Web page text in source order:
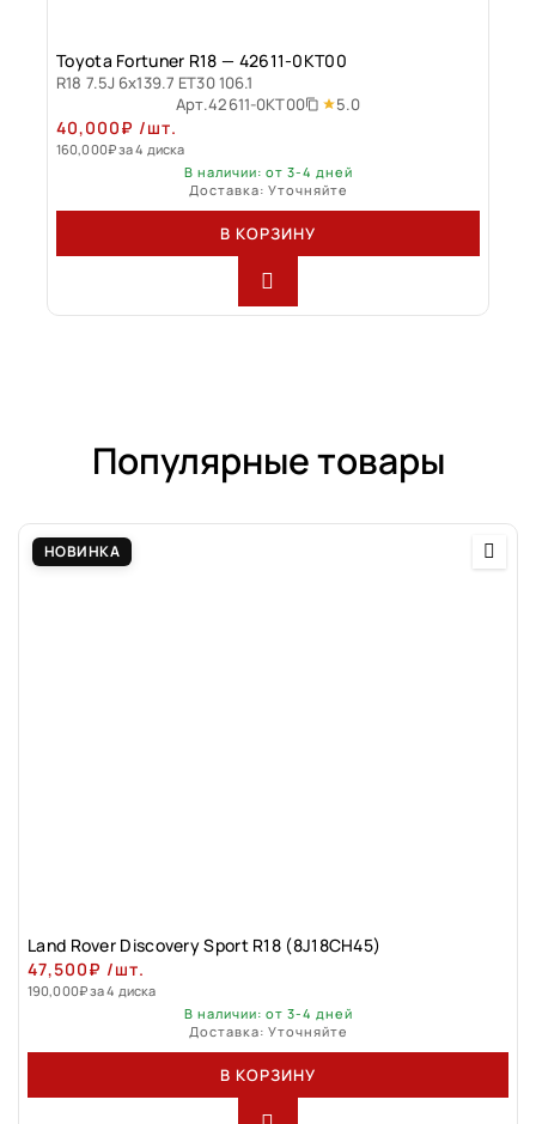
Toyota Fortuner R18 — 42611-0KT00
R18 7.5J 6x139.7 ET30 106.1
Арт.42611-0KT00 5.0
40,000₽ /шт.
160,000₽за 4 диска
В наличии: от 3-4 дней
Доставка: Уточняйте
В КОРЗИНУ
Популярные товары
НОВИНКА
Land Rover Discovery Sport R18 (8J18CH45)
47,500₽ /шт.
190,000₽за 4 диска
В наличии: от 3-4 дней
Доставка: Уточняйте
В КОРЗИНУ